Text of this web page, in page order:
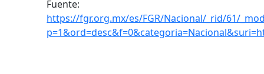
Fuente:
https://fgr.org.mx/es/FGR/Nacional/_rid/61/